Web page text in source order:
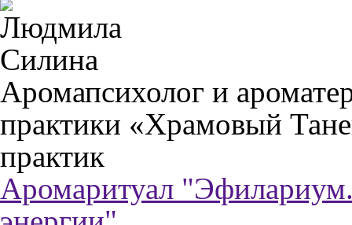
Аромапсихолог и
практики «Храмовый
практик
Аромаритуал